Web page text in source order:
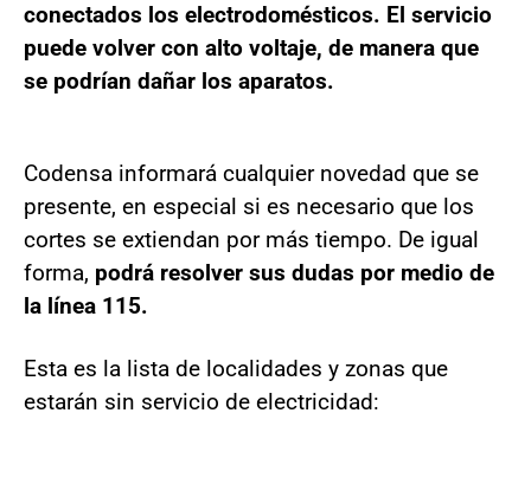
conectados los electrodomésticos. El servicio
puede volver con alto voltaje, de manera que
se podrían dañar los aparatos.
Codensa informará cualquier novedad que se
presente, en especial si es necesario que los
cortes se extiendan por más tiempo. De igual
forma, podrá resolver sus dudas por medio de
la línea 115.
Esta es la lista de localidades y zonas que
estarán sin servicio de electricidad: